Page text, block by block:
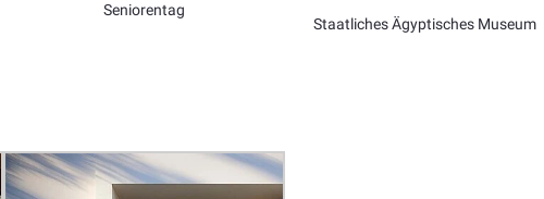
Seniorentag
Staatliches Ägyptisches Museum